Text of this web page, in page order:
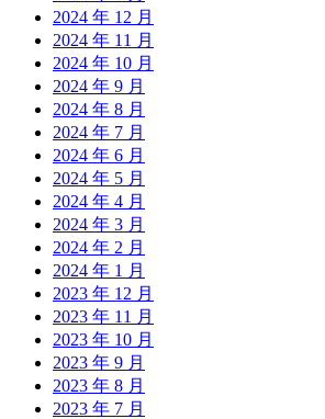
2024 年 12 月
2024 年 11 月
2024 年 10 月
2024 年 9 月
2024 年 8 月
2024 年 7 月
2024 年 6 月
2024 年 5 月
2024 年 4 月
2024 年 3 月
2024 年 2 月
2024 年 1 月
2023 年 12 月
2023 年 11 月
2023 年 10 月
2023 年 9 月
2023 年 8 月
2023 年 7 月